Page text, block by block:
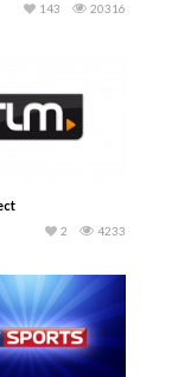
20316
143
4233
2